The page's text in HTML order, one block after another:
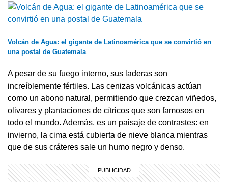
Volcán de Agua: el gigante de Latinoamérica que se convirtió en
una postal de Guatemala
A pesar de su fuego interno, sus laderas son
increíblemente fértiles. Las cenizas volcánicas actúan
como un abono natural, permitiendo que crezcan viñedos,
olivares y plantaciones de cítricos que son famosos en
todo el mundo. Además, es un paisaje de contrastes: en
invierno, la cima está cubierta de nieve blanca mientras
que de sus cráteres sale un humo negro y denso.